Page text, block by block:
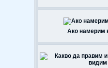
Ако намерим